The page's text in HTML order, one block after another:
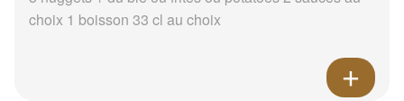
choix 1 boisson 33 cl au choix